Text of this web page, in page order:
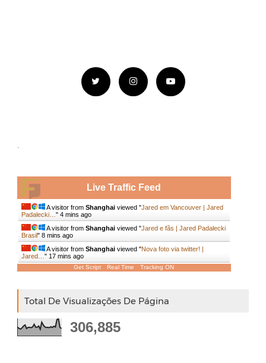
Live Traffic Feed
A visitor from Shanghaiviewed "Jared em Vancouver | Jared
Padalecki… " 4 mins ago
A visitor from Shanghaiviewed "Jared e fãs | Jared Padalecki
Brasil" 8 mins ago
A visitor from Shanghaiviewed "Nova foto via twitter! |
Jared… " 17 mins ago
Get Script Real Time Tracking ON
Total De Visualizações De Página
306,885